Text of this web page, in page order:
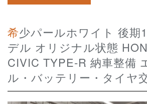
希少パールホワイト 後期180系最終モ
デル オリジナル状態
CIVIC TYPE-R 納車整備
ル・バッテリー・タイヤ